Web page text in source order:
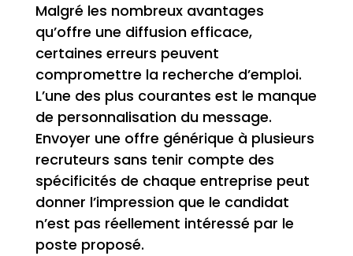
Malgré les nombreux avantages
qu’offre une diffusion efficace,
certaines erreurs peuvent
compromettre la recherche d’emploi.
L’une des plus courantes est le manque
de personnalisation du message.
Envoyer une offre générique à plusieurs
recruteurs sans tenir compte des
spécificités de chaque entreprise peut
donner l’impression que le candidat
n’est pas réellement intéressé par le
poste proposé.